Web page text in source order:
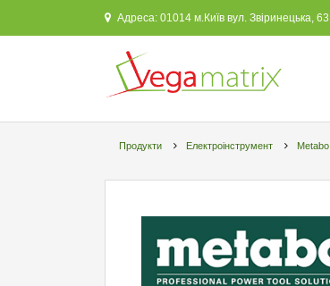
Адреса: 01014 м.Київ вул. Звіринецька, 63
Продукти Електроінструмент Metabo